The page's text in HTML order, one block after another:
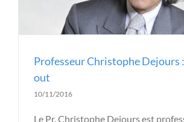
Professeur Christophe Dejours
out
10/11/2016
Le Pr. Christophe Dejours est